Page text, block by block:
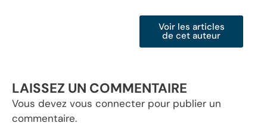
Voir les articles
de cet auteur
LAISSEZ UN COMMENTAIRE
Vous devez vous connecter pour publier un
commentaire.